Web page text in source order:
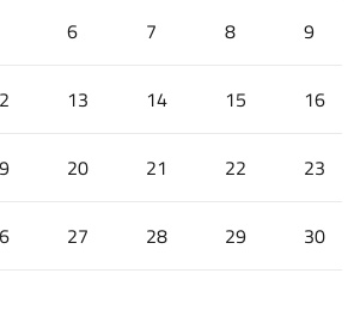
6 7 8 9
13 14 15 16
20 21 22 23
27 28 29 30